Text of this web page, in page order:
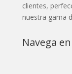
clientes,
nuestra gama
Navega